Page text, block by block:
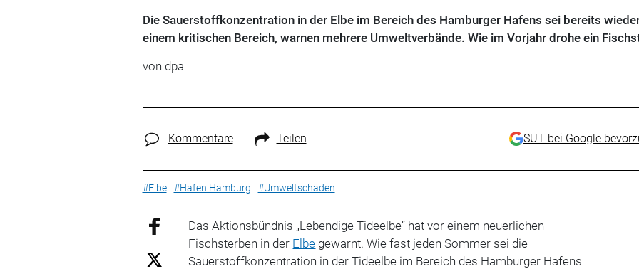
Die Sauerstoffkonzentration in der Elbe im Bereich des Hamburger Hafens sei bereits
einem kritischen Bereich, warnen mehrere Umweltverbände. Wie im Vorjahr drohe ein
von dpa
Kommentare Teilen SUT bei Google
#Elbe #Hafen Hamburg #Umweltschäden
Das Aktionsbündnis „Lebendige Tideelbe“ hat vor einem neuerlichen
Fischsterben in der Elbe gewarnt. Wie fast jeden Sommer sei die
Sauerstoffkonzentration in der Tideelbe im Bereich des Hamburger Hafens